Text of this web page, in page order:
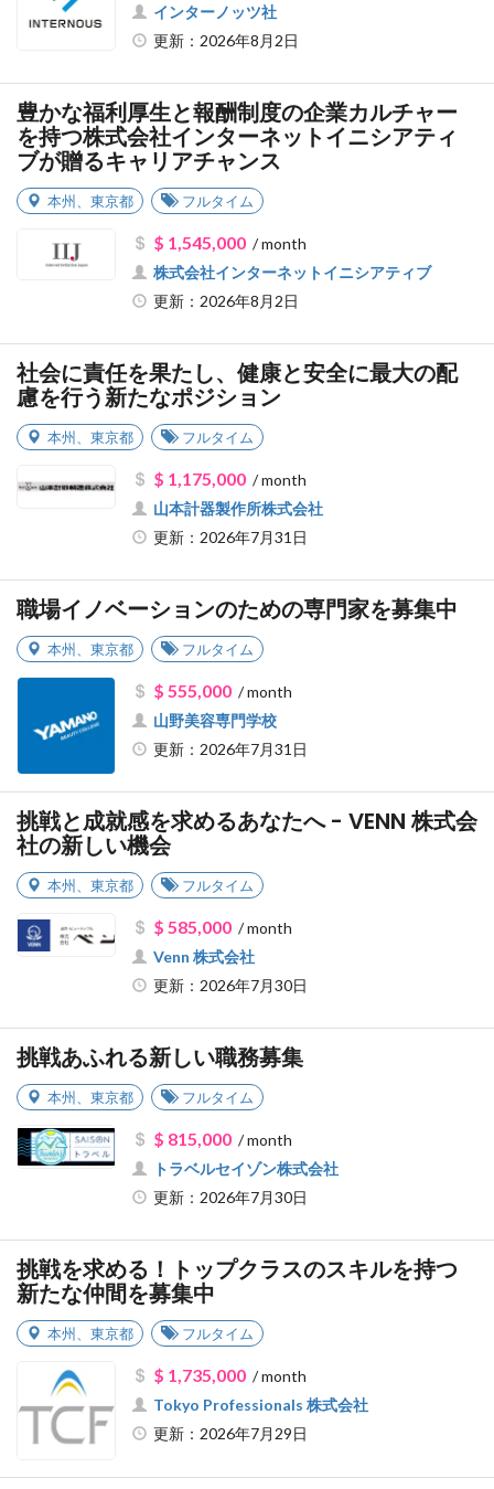
インターノッツ社
更新：2026年8月2日
豊かな福利厚生と報酬制度の企業カルチャー
を持つ株式会社インターネットイニシアティ
ブが贈るキャリアチャンス
本州 東京都 フルタイム
$ 1,545,000/ month
株式会社インターネットイニシアティブ
更新：2026年8月2日
社会に責任を果たし、健康と安全に最大の配
慮を行う新たなポジション
本州 東京都 フルタイム
$ 1,175,000/ month
山本計器製作所株式会社
更新：2026年7月31日
職場イノベーションのための専門家を募集中
本州 東京都 フルタイム
$ 555,000/ month
山野美容専門学校
更新：2026年7月31日
挑戦と成就感を求めるあなたへ - VENN 株式会
社の新しい機会
本州 東京都 フルタイム
$ 585,000/ month
Venn 株式会社
更新：2026年7月30日
挑戦あふれる新しい職務募集
本州 東京都 フルタイム
$ 815,000/ month
トラベルセイゾン株式会社
更新：2026年7月30日
挑戦を求める！トップクラスのスキルを持つ
新たな仲間を募集中
本州 東京都 フルタイム
$ 1,735,000/ month
Tokyo Professionals 株式会社
更新：2026年7月29日